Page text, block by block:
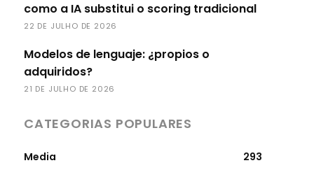
como a IA substitui o scoring tradicional
22 DE JULHO DE 2026
Modelos de lenguaje: ¿propios o
adquiridos?
21 DE JULHO DE 2026
CATEGORIAS POPULARES
Media
293